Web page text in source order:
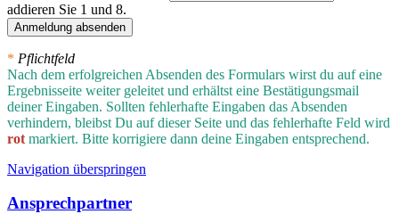
addieren Sie 1 und 8.
Anmeldung absenden
* Pflichtfeld
Nach dem erfolgreichen Absenden des Formulars wirst du auf eine
Ergebnisseite weiter geleitet und erhältst eine Bestätigungsmail
deiner Eingaben. Sollten fehlerhafte Eingaben das Absenden
verhindern, bleibst Du auf dieser Seite und das fehlerhafte Feld wird
rot markiert. Bitte korrigiere dann deine Eingaben entsprechend.
Navigation überspringen
Ansprechpartner